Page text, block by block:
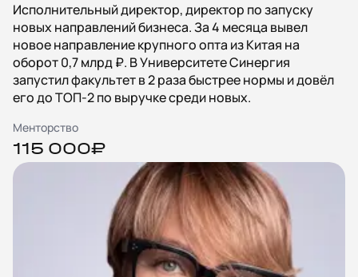
Исполнительный директор, директор по запуску
новых направлений бизнеса. За 4 месяца вывел
новое направление крупного опта из Китая на
оборот 0,7 млрд ₽. В Университете Синергия
запустил факультет в 2 раза быстрее нормы и довёл
его до ТОП‑2 по выручке среди новых.
Менторство
115 000₽